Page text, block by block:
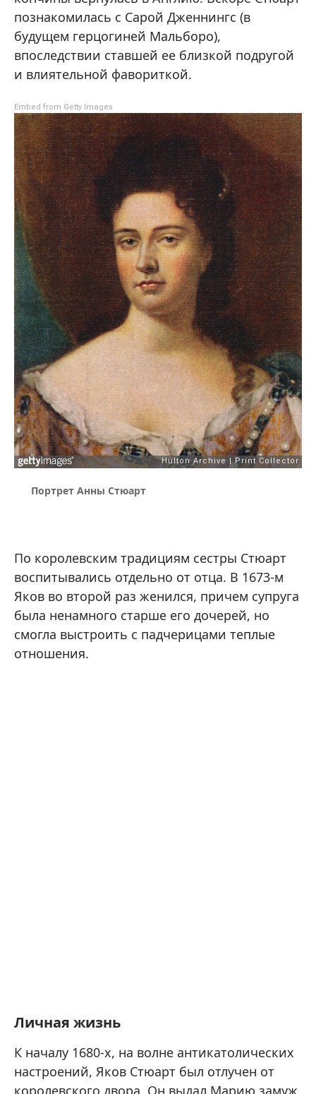
познакомилась с Сарой Дженнингс (в
будущем герцогиней Мальборо),
впоследствии ставшей ее близкой подругой
и влиятельной фавориткой.
Embed from Getty Images
Портрет Анны Стюарт
По королевским традициям сестры Стюарт
воспитывались отдельно от отца. В 1673-м
Яков во второй раз женился, причем супруга
была ненамного старше его дочерей, но
смогла выстроить с падчерицами теплые
отношения.
Личная жизнь
К началу 1680-х, на волне антикатолических
настроений, Яков Стюарт был отлучен от
королевского двора. Он выдал Марию замуж